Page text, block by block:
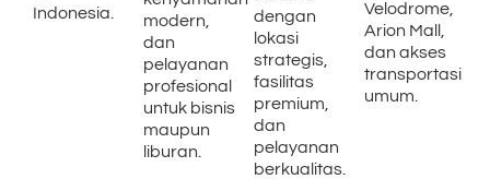
Indonesia.
modern,
dan
pelayanan
profesional
untuk bisnis
maupun
liburan.
dengan
lokasi
strategis,
fasilitas
premium,
dan
pelayanan
berkualitas.
Velodrome,
Arion Mall,
dan akses
transportasi
umum.